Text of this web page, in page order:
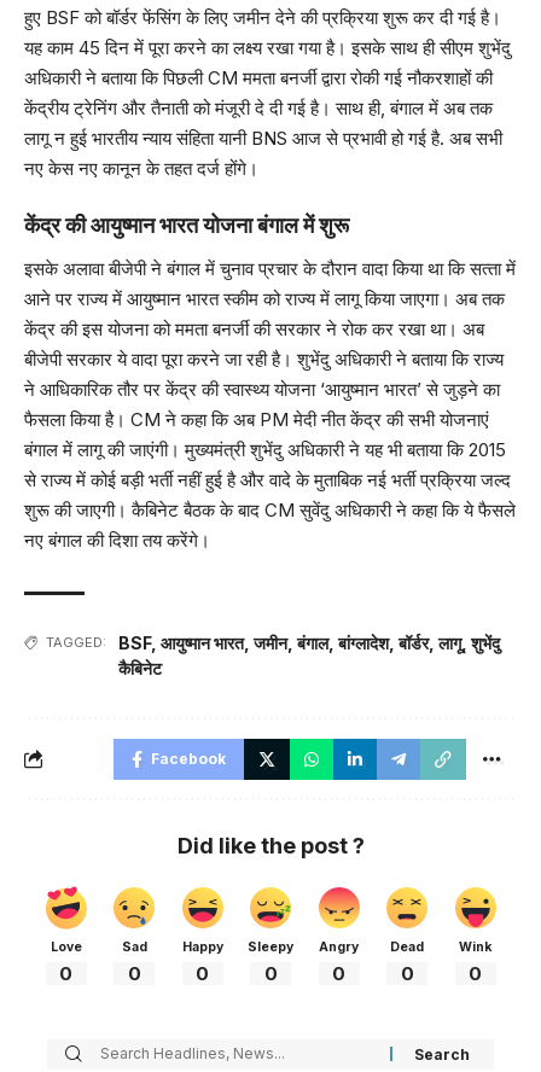
हुए BSF को बॉर्डर फेंसिंग के लिए जमीन देने की प्रक्रिया शुरू कर दी गई है।
यह काम 45 दिन में पूरा करने का लक्ष्य रखा गया है। इसके साथ ही सीएम शुभेंदु
अधिकारी ने बताया कि पिछली CM ममता बनर्जी द्वारा रोकी गई नौकरशाहों की
केंद्रीय ट्रेनिंग और तैनाती को मंजूरी दे दी गई है। साथ ही, बंगाल में अब तक
लागू न हुई भारतीय न्याय संहिता यानी BNS आज से प्रभावी हो गई है. अब सभी
नए केस नए कानून के तहत दर्ज होंगे।
केंद्र की आयुष्मान भारत योजना बंगाल में शुरू
इसके अलावा बीजेपी ने बंगाल में चुनाव प्रचार के दौरान वादा किया था कि सत्‍ता में
आने पर राज्‍य में आयुष्‍मान भारत स्‍कीम को राज्य में लागू किया जाएगा। अब तक
केंद्र की इस योजना को ममता बनर्जी की सरकार ने रोक कर रखा था। अब
बीजेपी सरकार ये वादा पूरा करने जा रही है। शुभेंदु अधिकारी ने बताया कि राज्य
ने आधिकारिक तौर पर केंद्र की स्वास्थ्य योजना ‘आयुष्मान भारत’ से जुड़ने का
फैसला किया है। CM ने कहा कि अब PM मेदी नीत केंद्र की सभी योजनाएं
बंगाल में लागू की जाएंगी। मुख्‍यमंत्री शुभेंदु अधिकारी ने यह भी बताया कि 2015
से राज्य में कोई बड़ी भर्ती नहीं हुई है और वादे के मुताबिक नई भर्ती प्रक्रिया जल्द
शुरू की जाएगी। कैबिनेट बैठक के बाद CM सुवेंदु अधिकारी ने कहा कि ये फैसले
नए बंगाल की दिशा तय करेंगे।
TAGGED: BSF, आयुष्मान भारत,जमीन,बंगाल,बांग्लादेश,बॉर्डर,लागू,शुभेंदु
कैबिनेट
Facebook
Did like the post ?
Love
0
Sad
0
Happy
0
Sleepy
0
Angry
0
Dead
0
Wink
0